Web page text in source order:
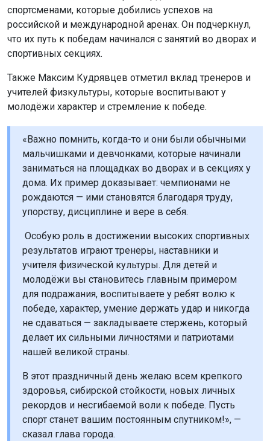
спортсменами, которые добились успехов на
российской и международной аренах. Он подчеркнул,
что их путь к победам начинался с занятий во дворах и
спортивных секциях.
Также Максим Кудрявцев отметил вклад тренеров и
учителей физкультуры, которые воспитывают у
молодёжи характер и стремление к победе.
«Важно помнить, когда-то и они были обычными
мальчишками и девчонками, которые начинали
заниматься на площадках во дворах и в секциях у
дома. Их пример доказывает: чемпионами не
рождаются — ими становятся благодаря труду,
упорству, дисциплине и вере в себя.
Особую роль в достижении высоких спортивных
результатов играют тренеры, наставники и
учителя физической культуры. Для детей и
молодёжи вы становитесь главным примером
для подражания, воспитываете у ребят волю к
победе, характер, умение держать удар и никогда
не сдаваться — закладываете стержень, который
делает их сильными личностями и патриотами
нашей великой страны.
В этот праздничный день желаю всем крепкого
здоровья, сибирской стойкости, новых личных
рекордов и несгибаемой воли к победе. Пусть
спорт станет вашим постоянным спутником!», —
сказал глава города.